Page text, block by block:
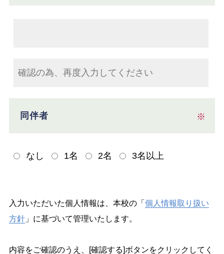
同伴者 ※
なし 1名 2名 3名以上
入力いただいた個人情報は、本校の「 個人情報取り扱い
方針」に基づいて管理いたします。
内容をご確認のうえ、[確認する]ボタンをクリックしてく